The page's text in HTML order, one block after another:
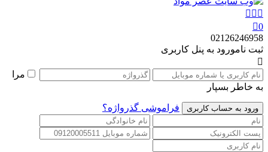
0
02126246958
ثبت نامورود به پنل کاربری
مرا
به خاطر بسپار
فراموشی گذرواژه؟